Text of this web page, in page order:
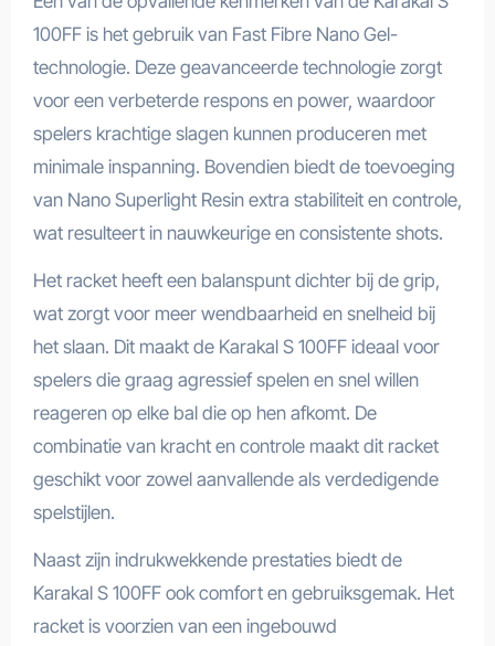
100FF is het gebruik van Fast Fibre Nano Gel-
technologie. Deze geavanceerde technologie zorgt
voor een verbeterde respons en power, waardoor
spelers krachtige slagen kunnen produceren met
minimale inspanning. Bovendien biedt de toevoeging
van Nano Superlight Resin extra stabiliteit en controle,
wat resulteert in nauwkeurige en consistente shots.
Het racket heeft een balanspunt dichter bij de grip,
wat zorgt voor meer wendbaarheid en snelheid bij
het slaan. Dit maakt de Karakal S 100FF ideaal voor
spelers die graag agressief spelen en snel willen
reageren op elke bal die op hen afkomt. De
combinatie van kracht en controle maakt dit racket
geschikt voor zowel aanvallende als verdedigende
spelstijlen.
Naast zijn indrukwekkende prestaties biedt de
Karakal S 100FF ook comfort en gebruiksgemak. Het
racket is voorzien van een ingebouwd